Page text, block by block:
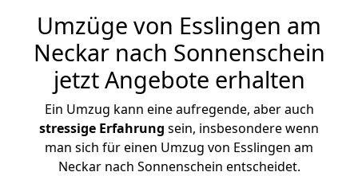
Umzüge von Esslingen am
Neckar nach Sonnenschein
jetzt Angebote erhalten
Ein Umzug kann eine aufregende, aber auch
stressige Erfahrung sein, insbesondere wenn
man sich für einen Umzug von Esslingen am
Neckar nach Sonnenschein entscheidet.